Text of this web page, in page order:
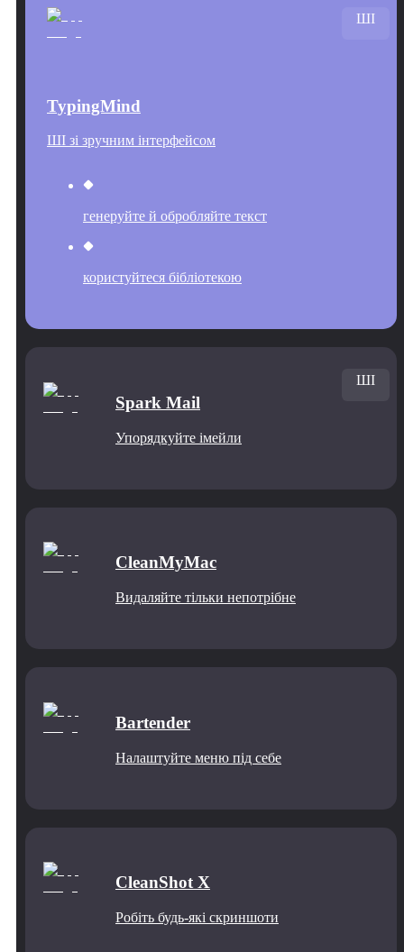
TypingMind
ШІ зі зручним інтерфейсом
генеруйте й обробляйте текст
користуйтеся бібліотекою
ШІ
Spark Mail
Упорядкуйте імейли
ШІ
CleanMyMac
Видаляйте тільки непотрібне
Bartender
Налаштуйте меню під себе
CleanShot X
Робіть будь-які скриншоти